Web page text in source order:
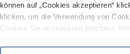
können auf „Cookies akzeptieren“
klicken, um die Verwendung von
Cookies Sie akzeptieren möchten.